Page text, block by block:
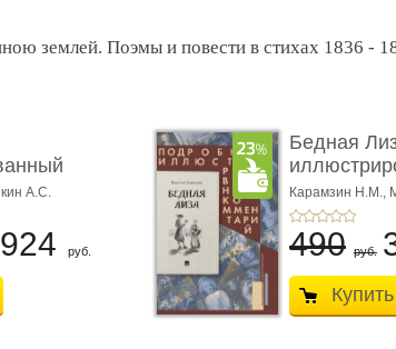
землей. Поэмы и повести в стихах 1836 -
к ром� ...
А.С.
924 руб.
Бедная
...
Карамзин Н.М.,
490 руб.
Купить